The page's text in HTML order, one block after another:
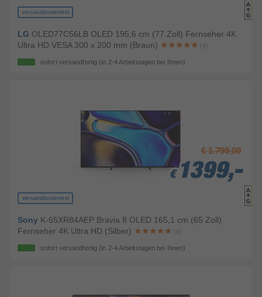
versandkostenfrei
LG OLED77C56LB OLED 195,6 cm (77 Zoll) Fernseher 4K
Ultra HD VESA 300 x 200 mm (Braun)
(4)
sofort versandfertig (in 2-4 Arbeitstagen bei Ihnen)
versandkostenfrei
€ 1.799,00
€ 1399,-
€ 1399,-
€ 1399,-
Sony K-65XR84AEP Bravia 8 OLED 165,1 cm (65 Zoll)
Fernseher 4K Ultra HD (Silber)
(8)
sofort versandfertig (in 2-4 Arbeitstagen bei Ihnen)